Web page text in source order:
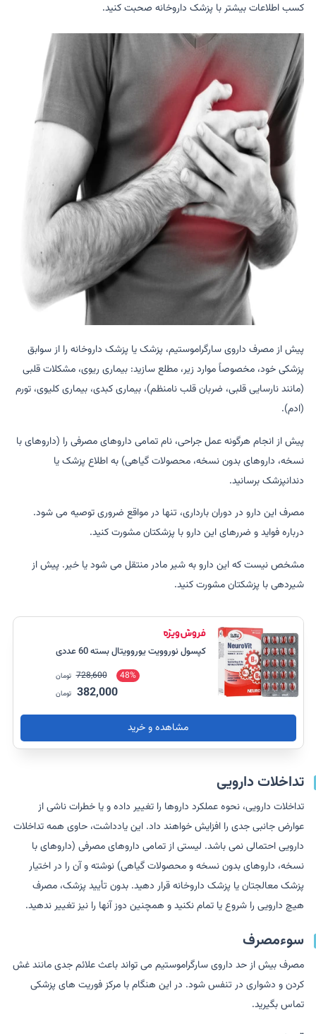
کسب اطلاعات بیشتر با پزشک داروخانه صحبت کنید.
پیش از مصرف داروی سارگراموستیم، پزشک یا پزشک داروخانه را از سوابق
پزشکی خود، مخصوصاً موارد زیر، مطلع سازید: بیماری ریوی، مشکلات قلبی
(مانند نارسایی قلبی، ضربان قلب نامنظم)، بیماری کبدی، بیماری کلیوی، تورم
(ادم).
پیش از انجام هرگونه عمل جراحی، نام تمامی داروهای مصرفی را (داروهای با
نسخه، داروهای بدون نسخه، محصولات گیاهی) به اطلاع پزشک یا
دندانپزشک برسانید.
مصرف این دارو در دوران بارداری، تنها در مواقع ضروری توصیه می شود.
درباره فواید و ضررهای این دارو با پزشکتان مشورت کنید.
مشخص نیست که این دارو به شیر مادر منتقل می شود یا خیر. پیش از
شیردهی با پزشکتان مشورت کنید.
کپسول نوروویت یوروویتال بسته 60 عددی
48%
728,600 تومان
382,000 تومان
مشاهده و خرید
تداخلات دارویی
تداخلات دارویی، نحوه عملکرد داروها را تغییر داده و یا خطرات ناشی از
عوارض جانبی جدی را افزایش خواهند داد. این یادداشت، حاوی همه تداخلات
دارویی احتمالی نمی باشد. لیستی از تمامی داروهای مصرفی (داروهای با
نسخه، داروهای بدون نسخه و محصولات گیاهی) نوشته و آن را در اختیار
پزشک معالجتان یا پزشک داروخانه قرار دهید. بدون تأیید پزشک، مصرف
هیچ دارویی را شروع یا تمام نکنید و همچنین دوز آنها را نیز تغییر ندهید.
سوءمصرف
مصرف بیش از حد داروی سارگراموستیم می تواند باعث علائم جدی مانند غش
کردن و دشواری در تنفس شود‌. در این هنگام با مرکز فوریت های پزشکی
تماس بگیرید.